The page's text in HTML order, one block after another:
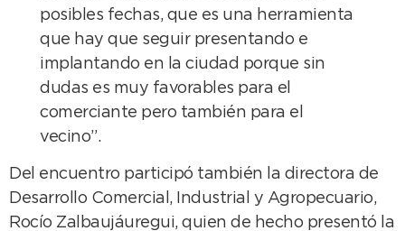
posibles fechas, que es una herramienta
que hay que seguir presentando e
implantando en la ciudad porque sin
dudas es muy favorables para el
comerciante pero también para el
vecino”.
Del encuentro participó también la directora de
Desarrollo Comercial, Industrial y Agropecuario,
Rocío Zalbaujáuregui, quien de hecho presentó la